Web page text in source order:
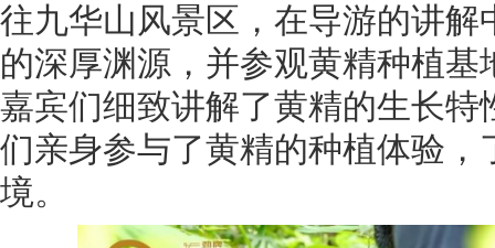
往九华山风景区，在导游的讲
的深厚渊源，并参观黄精种植
嘉宾们细致讲解了黄精的生长
们亲身参与了黄精的种植体验，
境。